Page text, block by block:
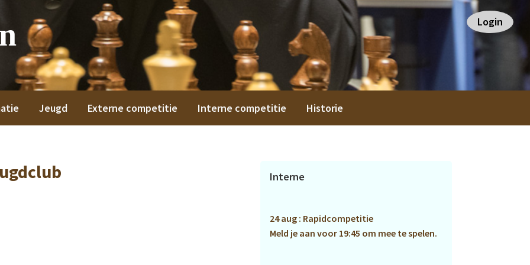
Login
Jeugd Externe competitie Interne competitie Historie
Primaire
Interne
24 aug : Rapidcompetitie
Meld je aan voor 19:45 om mee te spelen.